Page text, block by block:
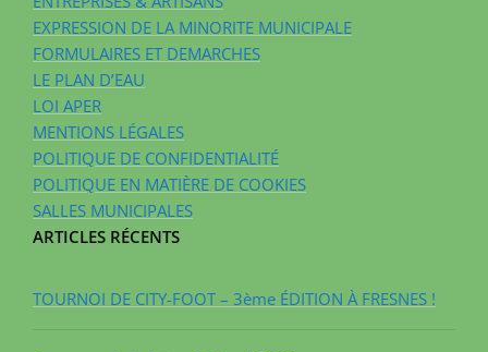
EXPRESSION DE LA MINORITE MUNICIPALE
FORMULAIRES ET DEMARCHES
LE PLAN D’EAU
LOI APER
MENTIONS LÉGALES
POLITIQUE DE CONFIDENTIALITÉ
POLITIQUE EN MATIÈRE DE COOKIES
SALLES MUNICIPALES
ARTICLES RÉCENTS
TOURNOI DE CITY-FOOT – 3ème ÉDITION À FRESNES !